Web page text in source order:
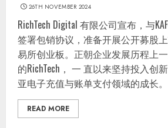
26TH NOVEMBER 2024
RichTech Digital 有限公司宣布，与
签署包销协议，准备开展公开募股
易所创业板。正朝企业发展历程上
的RichTech， 一 直以来坚持投入创
亚电子充值与账单支付领域的成长。
READ MORE